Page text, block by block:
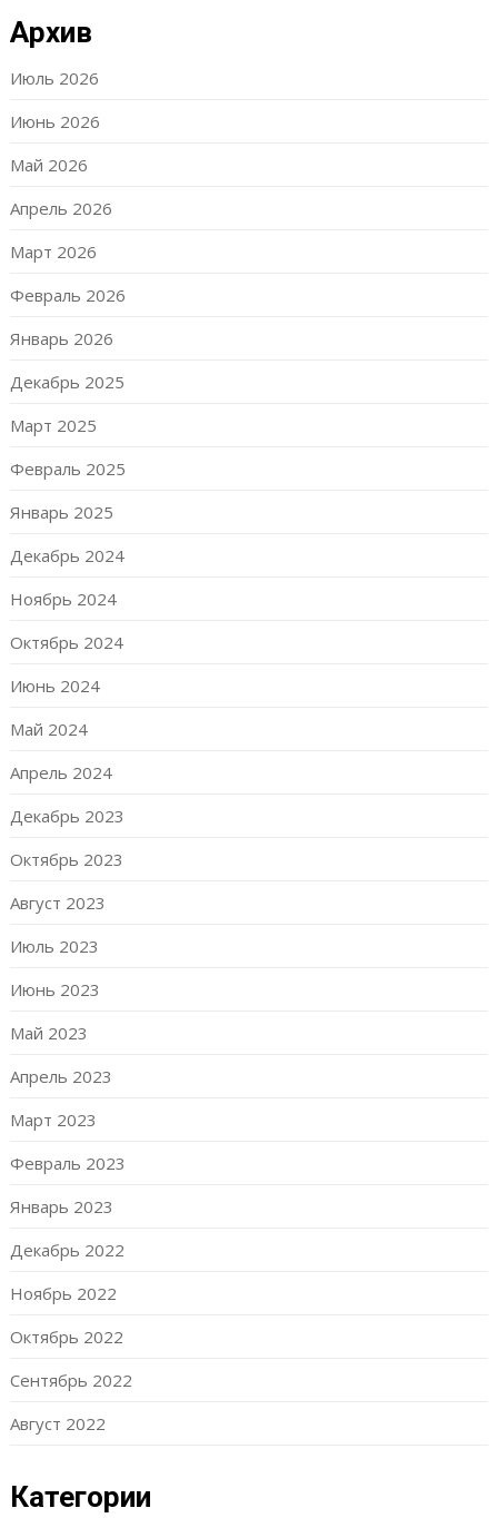
Архив
Июль 2026
Июнь 2026
Май 2026
Апрель 2026
Март 2026
Февраль 2026
Январь 2026
Декабрь 2025
Март 2025
Февраль 2025
Январь 2025
Декабрь 2024
Ноябрь 2024
Октябрь 2024
Июнь 2024
Май 2024
Апрель 2024
Декабрь 2023
Октябрь 2023
Август 2023
Июль 2023
Июнь 2023
Май 2023
Апрель 2023
Март 2023
Февраль 2023
Январь 2023
Декабрь 2022
Ноябрь 2022
Октябрь 2022
Сентябрь 2022
Август 2022
Категории